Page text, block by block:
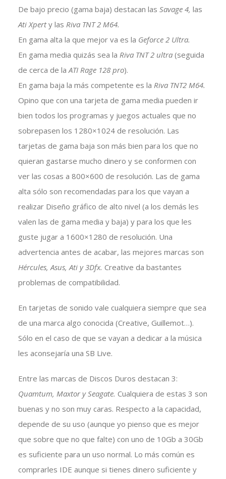
De bajo precio (gama baja) destacan las Savage 4, las
Ati Xperty las Riva TNT 2 M64.
En gama alta la que mejor va es la Geforce 2 Ultra.
En gama media quizás sea la Riva TNT 2 ultra(seguida
de cerca de laATI Rage 128 pro).
En gama baja la más competente es la Riva TNT2 M64.
Opino que con una tarjeta de gama media pueden ir
bien todos los programas y juegos actuales que no
sobrepasen los 1280×1024 de resolución. Las
tarjetas de gama baja son más bien para los que no
quieran gastarse mucho dinero y se conformen con
ver las cosas a 800×600 de resolución. Las de gama
alta sólo son recomendadas para los que vayan a
realizar Diseño gráfico de alto nivel (a los demás les
valen las de gama media y baja) y para los que les
guste jugar a 1600×1280 de resolución. Una
advertencia antes de acabar, las mejores marcas son
Hércules, Asus, Ati y 3Dfx. Creative da bastantes
problemas de compatibilidad.
En tarjetas de sonido vale cualquiera siempre que sea
de una marca algo conocida (Creative, Guillemot…).
Sólo en el caso de que se vayan a dedicar a la música
les aconsejaría una SB Live.
Entre las marcas de Discos Duros destacan 3:
Quamtum, Maxtor y Seagate. Cualquiera de estas 3 son
buenas y no son muy caras. Respecto a la capacidad,
depende de su uso (aunque yo pienso que es mejor
que sobre que no que falte) con uno de 10Gb a 30Gb
es suficiente para un uso normal. Lo más común es
comprarles IDE aunque si tienes dinero suficiente y